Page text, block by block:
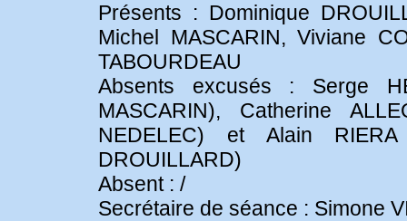
Présents : Dominique
Michel MASCARIN, Viviane
TABOURDEAU
Absents excusés : Serge
MASCARIN), Catherine
NEDELEC) et Alain
DROUILLARD)
Absent : /
Secrétaire de séance : Simone